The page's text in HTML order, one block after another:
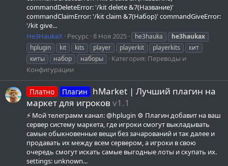
commandDeleteError: '/kit delete &7(Название)'
commandClaimError: '/kit claim &7(Набор)' commandGiveError:
'/kit give...
He3HaukaX Ресурс 8 Ноя 2025 he3hauka
he3haukax
hplugin
kit kits player playerkit playerkits
кит
киты
набор наборы Категория: Переводы и
Конфигурации
Платно Плагин
hMarket | Лучший плагин на
маркет для игроков v1.1
⚡ Мой телеграмм канал: @hplugin ⚙️ Плагин добавит на ваш
сервер систему маркета, где игроки смогут выкладывать
самые обыкновенные вещи без зачарований и так далее и
продавать их между всем сервером, а игроки в свою
очередь смогут искать самые выгодные лоты и скупать их.
settings: unknown...